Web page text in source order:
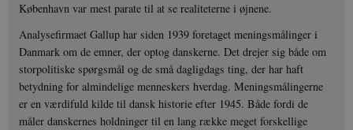
København var mest parate til at se realiteterne i øjnene.
Analysefirmaet Gallup har siden 1939 foretaget meningsmålinger i
Danmark om de emner, der optog danskerne. Det drejer sig både om
storpolitiske spørgsmål og de små dagligdags ting, der har haft
betydning for almindelige menneskers hverdag. Meningsmålingerne
er en værdifuld kilde til dansk historie efter 1945. Både fordi de
måler danskernes holdninger til en lang række meget forskellige